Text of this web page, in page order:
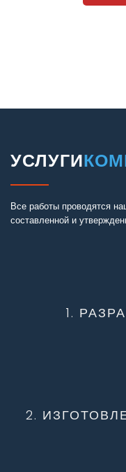
УСЛУГИ
Все работы проводятся
составленной и
1.
2.